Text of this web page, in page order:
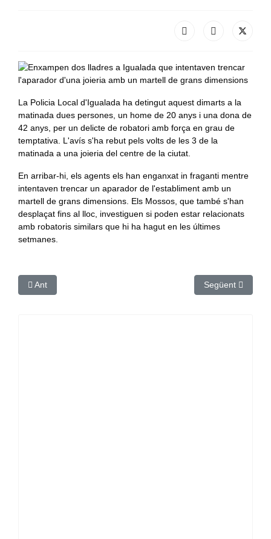
La Policia Local d'Igualada ha detingut aquest dimarts a la
matinada dues persones, un home de 20 anys i una dona de
42 anys, per un delicte de robatori amb força en grau de
temptativa. L'avís s'ha rebut pels volts de les 3 de la
matinada a una joieria del centre de la ciutat.
En arribar-hi, els agents els han enganxat in fraganti mentre
intentaven trencar un aparador de l'establiment amb un
martell de grans dimensions. Els Mossos, que també s'han
desplaçat fins al lloc, investiguen si poden estar relacionats
amb robatoris similars que hi ha hagut en les últimes
setmanes.
Article anterior: Fragance Science inverteix 16 MEUR en una
Ant Article següent:
Següent